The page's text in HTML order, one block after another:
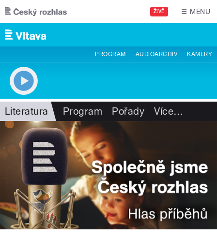
Přejít k hlavnímu obsahu
ŽIVĚ MENU
PROGRAM AUDIOARCHIV KAMERY
Literatura Program Pořady Více…